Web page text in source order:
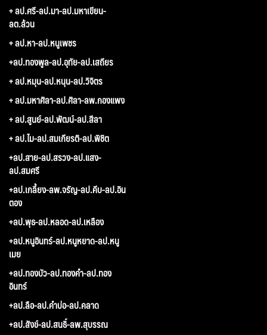
+ ลป.ศรี-ลป.มา-ลป.มหาเขียน-
ลต.ล้วน
+ ลป.หา-ลป.หนูเพชร
+ลป.ทองพูล-ลป.อุทัย-ลป.เสถียร
+ ลป.หมุน-ลป.หนุน-ลป.วิจิตร
+ ลป.มหาศิลา-ลป.ศิลา-ลพ.กองแพง
+ ลป.สูนย์-ลป.พัฒน์-ลป.สีลา
+ ลป.ไม-ลป.สมเกียรติ-ลป.พิชิต
+ลป.สาย-ลป.สรวง-ลป.แสง-
ลป.สมศรี
+ลป.เกลี้ยง-ลพ.จรัญ-ลป.คีบ-ลป.อิน
ตอง
+ลป.พุธ-ลป.หลอด-ลป.เหลือง
+ลป.หนูอินทร์-ลป.หนูหยาด-ลป.หนู
เมย
+ลป.ทองบัว-ลป.ทองคำ-ลป.ทอง
อินทร์
+ลป.ลือ-ลป.คำบ่อ-ลป.คลาด
+ลป.สังข์-ลป.สนธิ์-ลพ.สุบรรณ